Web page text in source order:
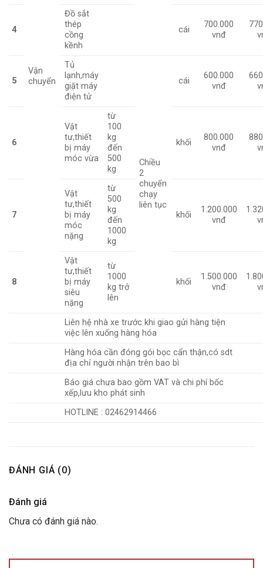
Vận
chuyển
4
Đồ sắt
thép
cồng
kềnh
cái
700.000
vnđ
5
Tủ
lạnh,máy
giặt máy
điện tử
Chiều
2
chuyến
chạy
liên tục
cái
600.000
vnđ
6
Vật
tư,thiết
bị máy
móc vừa
từ
100
kg
đến
500
kg
khối
800.000
vnđ
7
Vật
tư,thiết
bị máy
móc
nặng
từ
500
kg
đến
1000
kg
khối
1.200.000
vnđ
8
Vật
tư,thiết
bị máy
siêu
nặng
từ
1000
kg trở
lên
khối
1.500.000
vnđ
Liên hệ nhà xe trước khi giao gửi hàng tiện
việc lên xuống hàng hóa
Hàng hóa cần đóng gói bọc cẩn thận,có sdt
địa chỉ người nhận trên bao bì
Báo giá chưa bao gồm VAT và chi phí bốc
xếp,lưu kho phát sinh
HOTLINE : 02462914466
ĐÁNH GIÁ (0)
Đánh giá
Chưa có đánh giá nào.